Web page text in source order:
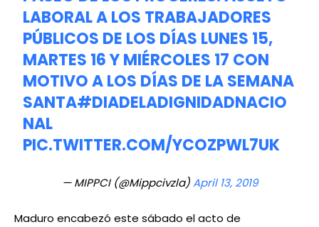
LABORAL A LOS TRABAJADORES
PÚBLICOS DE LOS DÍAS LUNES 15,
MARTES 16 Y MIÉRCOLES 17 CON
MOTIVO A LOS DÍAS DE LA SEMANA
SANTA#DIADELADIGNIDADNACIO
NAL
PIC.TWITTER.COM/YCOZPWL7UK
— MIPPCI (@Mippcivzla)April 13, 2019
Maduro encabezó este sábado el acto de